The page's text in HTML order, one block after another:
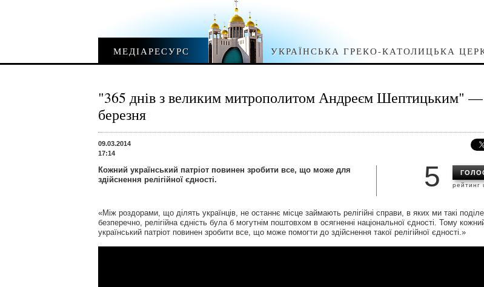
МЕДІАРЕСУРС УКРАЇНСЬКА ГРЕКО-КАТОЛИЦЬКА
"365 днів з великим митрополитом Андреєм Шептицьким"
березня
09.03.2014
17:14
рейтинг
5
Кожний український патріот повинен зробити все, що може для
здійснення релігійної єдності.
«Між роздорами, що ділять українців, не останнє місце займають релігійні справи, в яких ми такі
безперечно, релігійна єдність була б могутнім поштовхом в осягненні національної єдності. Тому
український патріот повинен зробити все, що може помогти до здійснення такої релігійної єдності.»